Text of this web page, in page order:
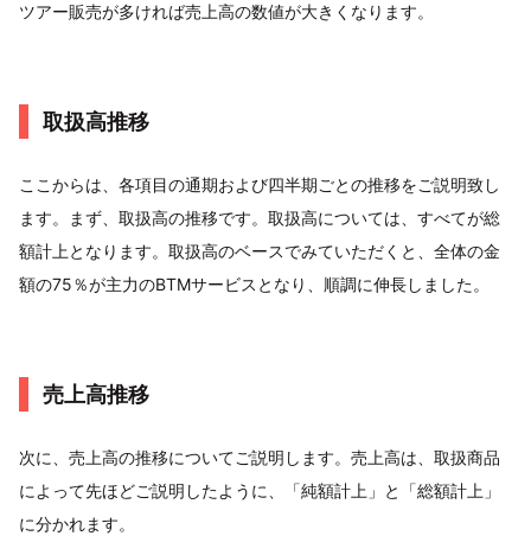
ツアー販売が多ければ売上高の数値が大きくなります。
取扱高推移
ここからは、各項目の通期および四半期ごとの推移をご説明致し
ます。まず、取扱高の推移です。取扱高については、すべてが総
額計上となります。取扱高のベースでみていただくと、全体の金
額の75％が主力のBTMサービスとなり、順調に伸長しました。
売上高推移
次に、売上高の推移についてご説明します。売上高は、取扱商品
によって先ほどご説明したように、「純額計上」と「総額計上」
に分かれます。